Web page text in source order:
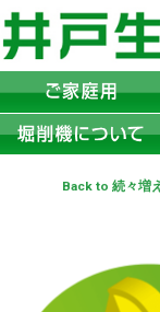
Back to 続々増